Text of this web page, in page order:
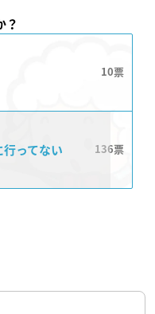
？
10
ってない 136